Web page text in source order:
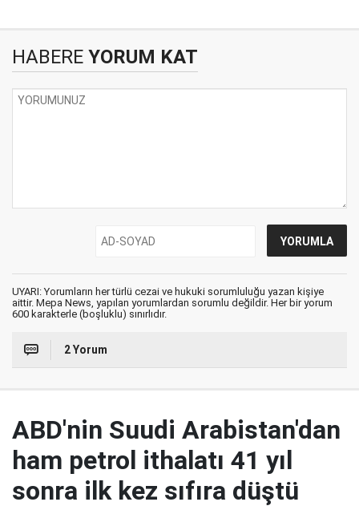
HABERE YORUM KAT
UYARI: Yorumların her türlü cezai ve hukuki sorumluluğu yazan kişiye
aittir. Mepa News, yapılan yorumlardan sorumlu değildir. Her bir yorum
600 karakterle (boşluklu) sınırlıdır.
2 Yorum
ABD'nin Suudi Arabistan'dan
ham petrol ithalatı 41 yıl
sonra ilk kez sıfıra düştü